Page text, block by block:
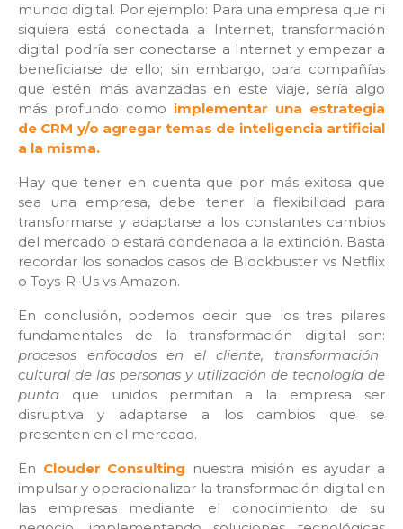
mundo digital. Por ejemplo: Para una empresa que ni
siquiera está conectada a Internet, transformación
digital podría ser conectarse a Internet y empezar a
beneficiarse de ello; sin embargo, para compañías
que estén más avanzadas en este viaje, sería algo
más profundo como implementar una estrategia
de CRM y/o agregar temas de inteligencia artificial
a la misma.
Hay que tener en cuenta que por más exitosa que
sea una empresa, debe tener la flexibilidad para
transformarse y adaptarse a los constantes cambios
del mercado o estará condenada a la extinción. Basta
recordar los sonados casos de Blockbuster vs Netflix
o Toys-R-Us vs Amazon.
En conclusión, podemos decir que los tres pilares
fundamentales de la transformación digital son:
procesos enfocados en el cliente, transformación
cultural de las personas y utilización de tecnología de
punta que unidos permitan a la empresa ser
disruptiva y adaptarse a los cambios que se
presenten en el mercado.
En Clouder Consulting nuestra misión es ayudar a
impulsar y operacionalizar la transformación digital en
las empresas mediante el conocimiento de su